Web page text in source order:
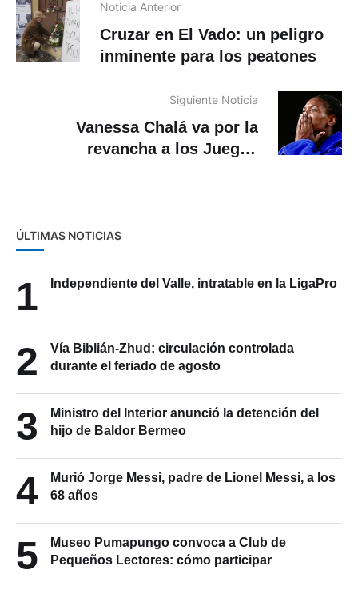
Noticia Anterior
Cruzar en El Vado: un peligro
inminente para los peatones
Siguiente Noticia
Vanessa Chalá va por la
revancha a los Juegos
ÚLTIMAS NOTICIAS
1 Independiente del Valle, intratable en la LigaPro
2
Vía Biblián-Zhud: circulación controlada
durante el feriado de agosto
3
Ministro del Interior anunció la detención del
hijo de Baldor Bermeo
4
Murió Jorge Messi, padre de Lionel Messi, a los
68 años
5
Museo Pumapungo convoca a Club de
Pequeños Lectores: cómo participar